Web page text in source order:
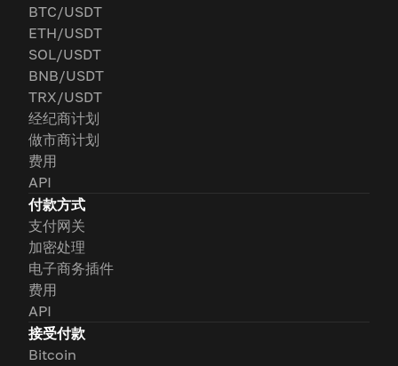
BTC/USDT
ETH/USDT
SOL/USDT
BNB/USDT
TRX/USDT
经纪商计划
做市商计划
费用
API
付款方式
支付网关
加密处理
电子商务插件
费用
API
接受付款
Bitcoin